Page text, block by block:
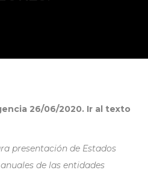
26/06/2020. Ir al texto
presentación de Estados
de las entidades